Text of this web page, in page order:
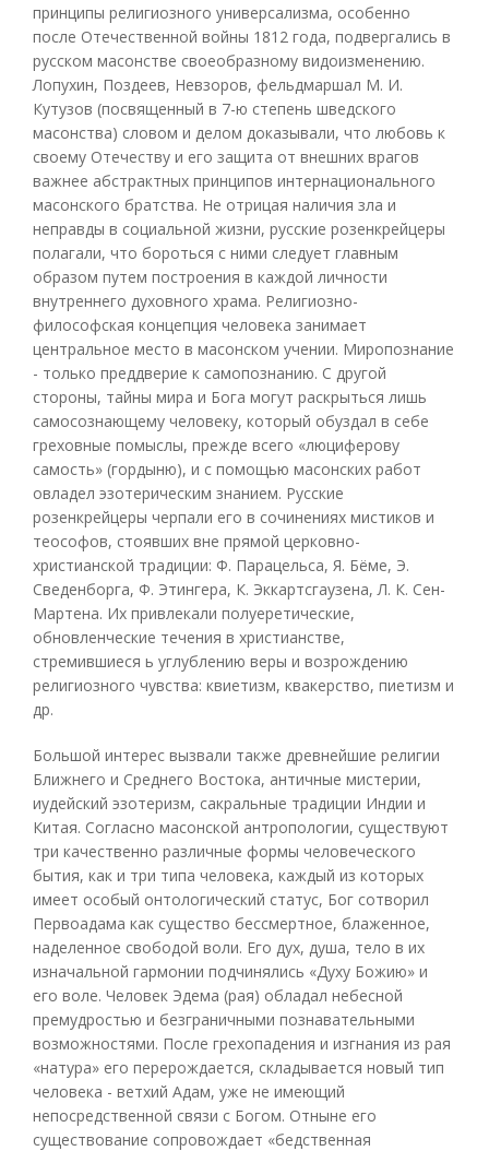
принципы религиозного универсализма, особенно
после Отечественной войны 1812 года, подвергались в
русском масонстве своеобразному видоизменению.
Лопухин, Поздеев, Невзоров, фельдмаршал М. И.
Кутузов (посвященный в 7-ю степень шведского
масонства) словом и делом доказывали, что любовь к
своему Отечеству и его защита от внешних врагов
важнее абстрактных принципов интернационального
масонского братства. Не отрицая наличия зла и
неправды в социальной жизни, русские розенкрейцеры
полагали, что бороться с ними следует главным
образом путем построения в каждой личности
внутреннего духовного храма. Религиозно-
философская концепция человека занимает
центральное место в масонском учении. Миропознание
- только преддверие к самопознанию. С другой
стороны, тайны мира и Бога могут раскрыться лишь
самосознающему человеку, который обуздал в себе
греховные помыслы, прежде всего «люциферову
самость» (гордыню), и с помощью масонских работ
овладел эзотерическим знанием. Русские
розенкрейцеры черпали его в сочинениях мистиков и
теософов, стоявших вне прямой церковно-
христианской традиции: Ф. Парацельса, Я. Бёме, Э.
Сведенборга, Ф. Этингера, К. Эккартсгаузена, Л. К. Сен-
Мартена. Их привлекали полуеретические,
обновленческие течения в христианстве,
стремившиеся ь углублению веры и возрождению
религиозного чувства: квиетизм, квакерство, пиетизм и
др.
Большой интерес вызвали также древнейшие религии
Ближнего и Среднего Востока, античные мистерии,
иудейский эзотеризм, сакральные традиции Индии и
Китая. Согласно масонской антропологии, существуют
три качественно различные формы человеческого
бытия, как и три типа человека, каждый из которых
имеет особый онтологический статус, Бог сотворил
Первоадама как существо бессмертное, блаженное,
наделенное свободой воли. Его дух, душа, тело в их
изначальной гармонии подчинялись «Духу Божию» и
его воле. Человек Эдема (рая) обладал небесной
премудростью и безграничными познавательными
возможностями. После грехопадения и изгнания из рая
«натура» его перерождается, складывается новый тип
человека - ветхий Адам, уже не имеющий
непосредственной связи с Богом. Отныне его
существование сопровождает «бедственная